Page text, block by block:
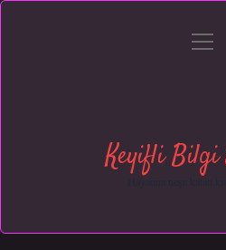
Gizlilik
Keyifli